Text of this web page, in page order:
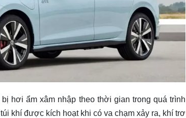
hơi ẩm xâm nhập theo thời gian trong quá trình
khí được kích hoạt khi có va chạm xảy ra, khí trơ